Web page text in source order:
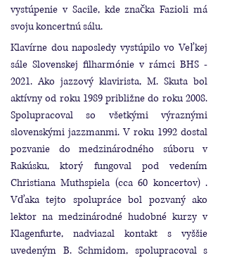
vystúpenie v Sacile, kde značka Fazioli má
svoju koncertnú sálu.
Klavírne dou naposledy vystúpilo vo Veľkej
sále Slovenskej filharmónie v rámci BHS -
2021. Ako jazzový klavirista, M. Skuta bol
aktívny od roku 1989 približne do roku 2008.
Spolupracoval so všetkými výraznými
slovenskými jazzmanmi. V roku 1992 dostal
pozvanie do medzinárodného súboru v
Rakúsku, ktorý fungoval pod vedením
Christiana Muthspiela (cca 60 koncertov) .
Vďaka tejto spolupráce bol pozvaný ako
lektor na medzinárodné hudobné kurzy v
Klagenfurte, nadviazal kontakt s vyššie
uvedeným B. Schmidom, spolupracoval s